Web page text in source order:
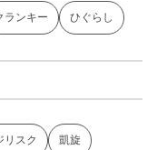
ランキー ひぐらし
リスク 凱旋